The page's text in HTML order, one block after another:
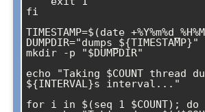
fi
TIMESTAMP=$(date
DUMPDIR="dumps_${TIMESTAMP}"
mkdir -p "$DUMPDIR"
echo "Taking $COUNT thread
${INTERVAL}s interval..."
for i in $(seq 1 $COUNT); do